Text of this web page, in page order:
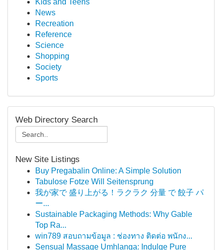
Kids and Teens
News
Recreation
Reference
Science
Shopping
Society
Sports
Web Directory Search
New Site Listings
Buy Pregabalin Online: A Simple Solution
Tabulose Fotze Will Seitensprung
我が家で 盛り上がる！ラクラク 分量 で 餃子 パ
ー...
Sustainable Packaging Methods: Why Gable
Top Ra...
win789 สอบถามข้อมูล : ช่องทาง ติดต่อ พนักง...
Sensual Massage Umhlanga: Indulge Pure